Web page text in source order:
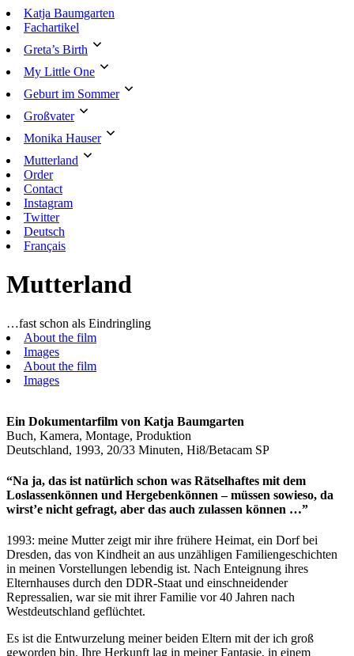
Skip
to
Katja Baumgarten
Fachartikel
Greta’s Birth
My Little One
Geburt im Sommer
Großvater
Monika Hauser
Mutterland
Order
Contact
Instagram
Twitter
Deutsch
Français
Mutterland
…fast schon als Eindringling
About the film
Images
About the film
Images
Ein Dokumentarfilm von Katja Baumgarten
Buch, Kamera, Montage, Produktion
Deutschland, 1993, 20/33 Minuten, Hi8/Betacam SP
“Na ja, das ist natürlich schon was Rätselhaftes mit dem
Loslassenkönnen und Hergebenkönnen – müssen sowieso, da
wirst’e nicht gefragt, aber das auch zulassen können …”
1993: meine Mutter zeigt mir ihre frühere Heimat, ein Dorf bei
Dresden, das von Kindheit an aus unzähligen Familiengeschichten
in meinen Vorstellungen lebendig ist. Nach Enteignung ihres
Elternhauses durch den DDR-Staat und einschneidender
Repressalien, war sie mit ihrer Familie vor 40 Jahren nach
Westdeutschland geflüchtet.
Es ist die Entwurzelung meiner beiden Eltern mit der ich groß
geworden bin. Ihre Herkunft lag in meiner Fantasie, in einem